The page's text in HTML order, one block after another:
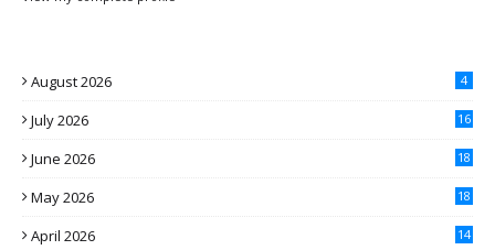
August 2026 4
July 2026 16
June 2026 18
May 2026 18
April 2026 14